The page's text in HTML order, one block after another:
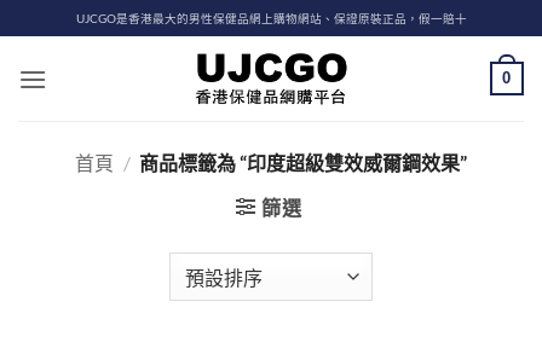
to
content
UJCGO是香港最大的男性保健品網上購物網站、保證原裝正品，假一賠十
0
首頁 / 商品標籤為 “印度超級雙效威爾鋼效果”
篩選